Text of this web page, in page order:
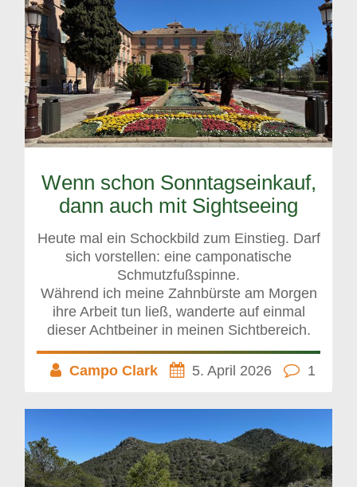
Wenn schon Sonntagseinkauf,
dann auch mit Sightseeing
Heute mal ein Schockbild zum Einstieg. Darf
sich vorstellen: eine camponatische
Schmutzfußspinne.
Während ich meine Zahnbürste am Morgen
ihre Arbeit tun ließ, wanderte auf einmal
dieser Achtbeiner in meinen Sichtbereich.
Campo Clark 5. April 2026 1